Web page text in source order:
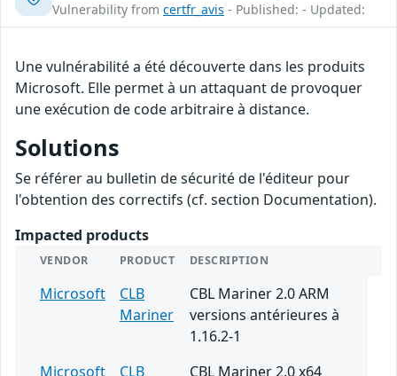
Vulnerability from certfr_avis - Published: - Updated:
Une vulnérabilité a été découverte dans les produits
Microsoft. Elle permet à un attaquant de provoquer
une exécution de code arbitraire à distance.
Solutions
Se référer au bulletin de sécurité de l'éditeur pour
l'obtention des correctifs (cf. section Documentation).
Impacted products
VENDOR PRODUCT DESCRIPTION
Microsoft
CLB
Mariner
CBL Mariner 2.0 ARM
versions antérieures à
1.16.2-1
Microsoft
CLB
CBL Mariner 2.0 x64